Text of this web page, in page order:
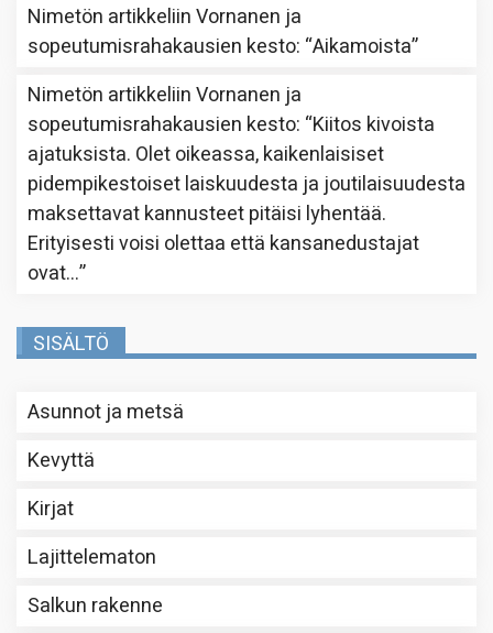
Nimetön artikkeliinVornanen ja
sopeutumisrahakausien kesto: “Aikamoista”
Nimetön artikkeliinVornanen ja
sopeutumisrahakausien kesto: “Kiitos kivoista
ajatuksista. Olet oikeassa, kaikenlaisiset
pidempikestoiset laiskuudesta ja joutilaisuudesta
maksettavat kannusteet pitäisi lyhentää.
Erityisesti voisi olettaa että kansanedustajat
ovat…”
SISÄLTÖ
Asunnot ja metsä
Kevyttä
Kirjat
Lajittelematon
Salkun rakenne